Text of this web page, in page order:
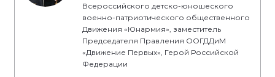
Всероссийского детско-юношеского
военно-патриотического общественного
Движения «Юнармия», заместитель
Председателя Правления ООГДДиМ
«Движение Первых», Герой Российской
Федерации